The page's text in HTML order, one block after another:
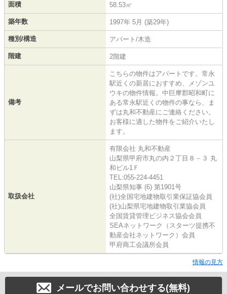
面積 58.53㎡
築年数 1997年 5月 (築29年)
種別/構造 アパート/木造
階建 2階建
備考
こちらの物件はアパートです。常永
駅近くの新居におすすめ、メゾンユ
ウキの物件情報。中巨摩郡昭和町に
ある常永駅近くの物件の事なら、ま
ずは丸和不動産にご連絡ください。
お客様に適した物件をご紹介いたし
ます。
取扱会社
有限会社 丸和不動産
山梨県甲府市丸の内２丁目８－３ 丸
和ビル1Ｆ
TEL:055-224-4451
山梨県知事 (6) 第1901号
(社)全国宅地建物取引業保証協会員
(社)山梨県宅地建物取引業協会員
全国賃貸管理ビジネス協会会員
SEAネットワーク（スターツ提携不
動産会社ネットワーク）会員
甲府商工会議所会員
情報の見方
メールでお問い合わせする(無料)